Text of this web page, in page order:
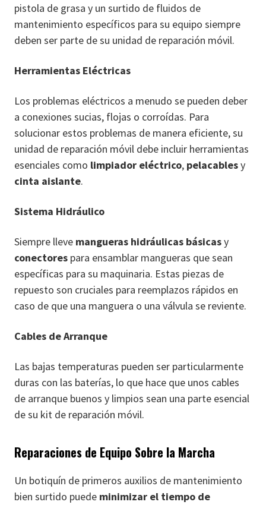
pistola de grasa y un surtido de fluidos de
mantenimiento específicos para su equipo siempre
deben ser parte de su unidad de reparación móvil.
Herramientas Eléctricas
Los problemas eléctricos a menudo se pueden deber
a conexiones sucias, flojas o corroídas. Para
solucionar estos problemas de manera eficiente, su
unidad de reparación móvil debe incluir herramientas
esenciales como limpiador eléctrico, pelacablesy
cinta aislante.
Sistema Hidráulico
Siempre lleve mangueras hidráulicas básicasy
conectores para ensamblar mangueras que sean
específicas para su maquinaria. Estas piezas de
repuesto son cruciales para reemplazos rápidos en
caso de que una manguera o una válvula se reviente.
Cables de Arranque
Las bajas temperaturas pueden ser particularmente
duras con las baterías, lo que hace que unos cables
de arranque buenos y limpios sean una parte esencial
de su kit de reparación móvil.
Reparaciones de Equipo Sobre la Marcha
Un botiquín de primeros auxilios de mantenimiento
bien surtido puede minimizar el tiempo de